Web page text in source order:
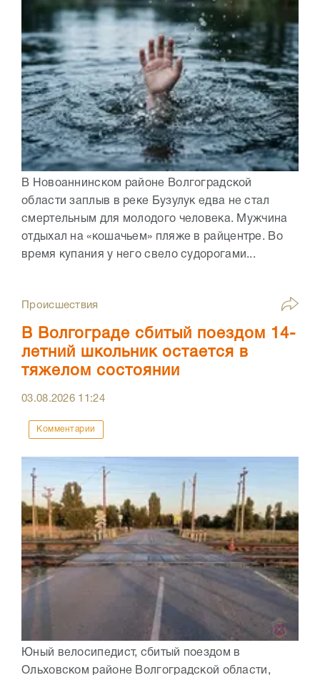
В Новоаннинском районе Волгоградской
области заплыв в реке Бузулук едва не стал
смертельным для молодого человека. Мужчина
отдыхал на «кошачьем» пляже в райцентре. Во
время купания у него свело судорогами...
Происшествия
В Волгограде сбитый поездом 14-
летний школьник остается в
тяжелом состоянии
03.08.2026 11:24
Комментарии
Юный велосипедист, сбитый поездом в
Ольховском районе Волгоградской области,